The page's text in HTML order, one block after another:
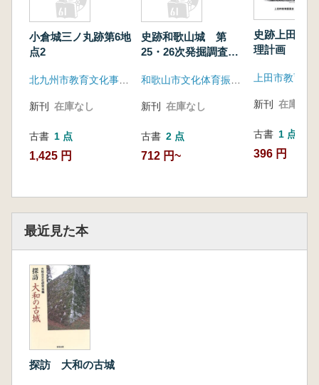
小倉城三ノ丸跡第6地
点2
新刊 在庫なし
古書 1 点
1,425 円
史跡和歌山城 第
25・26次発掘調査概
新刊 在庫なし
古書 2 点
712 円~
史跡上田城
理計画 史跡
成23年度改
新刊 在庫なし
古書 1 点
396 円
最近見た本
探訪 大和の古城